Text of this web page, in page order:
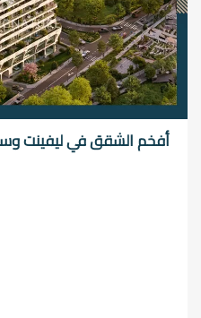
أفخم الشقق في ليفينت